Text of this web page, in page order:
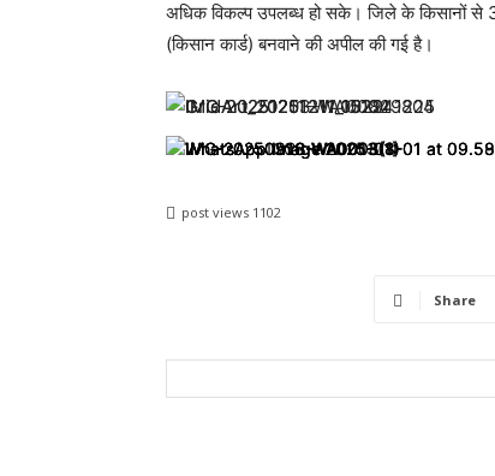
अधिक विकल्प उपलब्ध हो सके। जिले के किसानों से
(किसान कार्ड) बनवाने की अपील की गई है।
post views 1102
Share